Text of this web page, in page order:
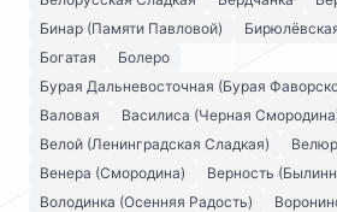
Бинар (Памяти Павловой)
Богатая
Болеро
Бурая Дальневосточная (Бурая
Валовая
Василиса (Черная
Велой (Ленинградская Сладкая)
Велюр
Венера (Смородина)
Верность
Володинка (Осенняя Радость)